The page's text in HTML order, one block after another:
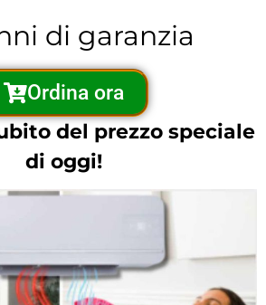
di garanzia
Ordina ora
del prezzo speciale
di oggi!